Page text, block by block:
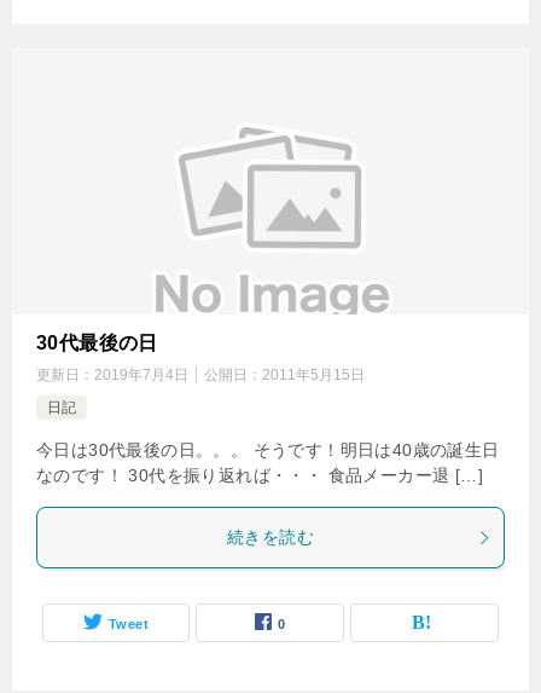
30代最後の日
更新日： 2019年7月4日 公開日： 2011年5月15日
日記
今日は30代最後の日。。。 そうです！明日は40歳の誕生日
なのです！ 30代を振り返れば・・・ 食品メーカー退 […]
続きを読む
Tweet 0